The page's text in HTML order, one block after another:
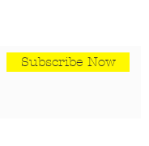
Subscribe Now